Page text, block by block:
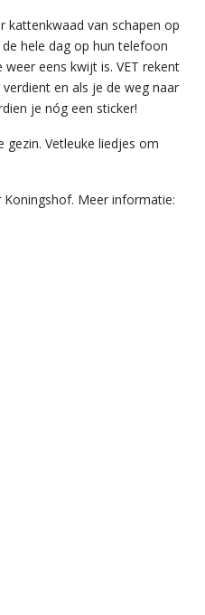
kattenkwaad van schapen op
hele dag op hun telefoon
eens kwijt is. VET rekent
en als je de weg naar
je nóg een sticker!
gezin. Vetleuke liedjes om
Meer informatie: